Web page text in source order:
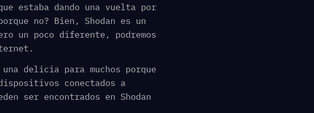
estaba dando una vuelta por
no? Bien, Shodan es un
un poco diferente, podremos
delicia para muchos porque
conectados a
ser encontrados en Shodan